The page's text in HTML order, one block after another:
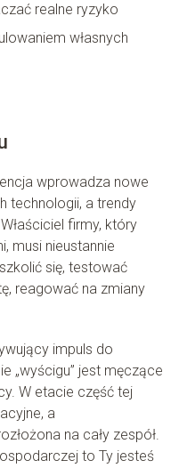
realne ryzyko
własnych
wprowadza nowe
technologii, a trendy
firmy, który
musi nieustannie
się, testować
reagować na zmiany
impuls do
„wyścigu” jest męczące
W etacie część tej
a
na cały zespół.
to Ty jesteś